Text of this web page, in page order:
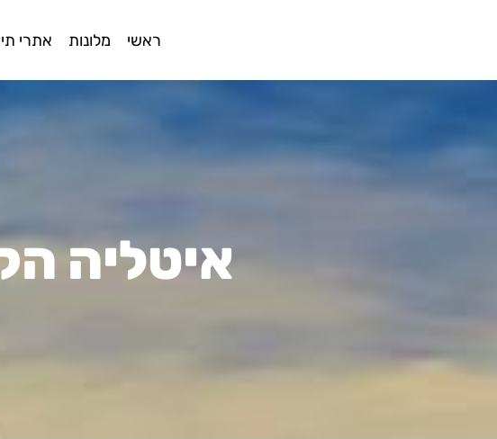
ראשי מלונות אתרי
איטליה